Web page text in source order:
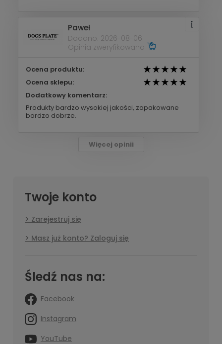
Paweł
Dodano: 2026-08-06
Opinia zweryfikowana
Ocena produktu:
Ocena sklepu:
Dodatkowy komentarz:
Produkty bardzo wysokiej jakości, zapakowane
bardzo dobrze.
Więcej opinii
Twoje konto
Zarejestruj się
Masz już konto? Zaloguj się
Śledź nas na:
Facebook
Instagram
YouTube